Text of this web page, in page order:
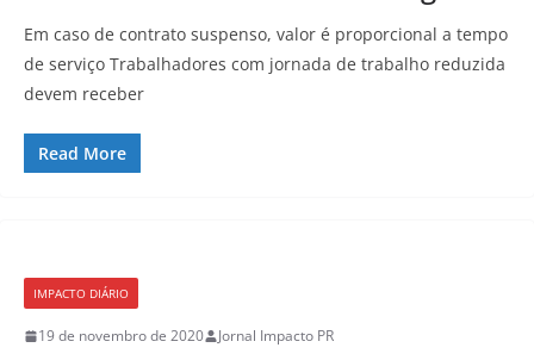
Em caso de contrato suspenso, valor é proporcional a tempo
de serviço Trabalhadores com jornada de trabalho reduzida
devem receber
Read More
IMPACTO DIÁRIO
19 de novembro de 2020 Jornal Impacto PR